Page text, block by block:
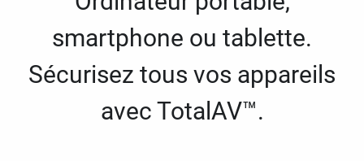
smartphone ou tablette.
Sécurisez tous vos appareils
avec TotalAV™.